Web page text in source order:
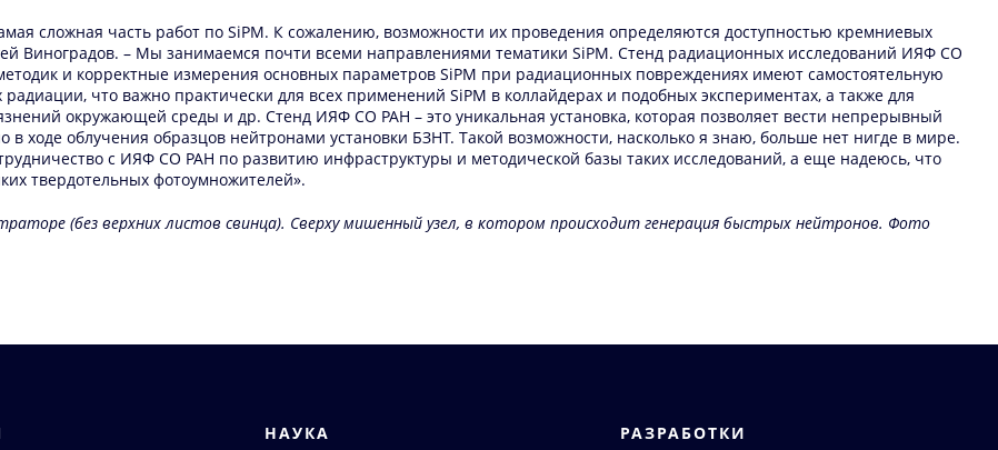
сложная часть работ по SiPM. К сожалению, возможности их проведения определяются доступностью кремниевых
Виноградов. – Мы занимаемся почти всеми направлениями тематики SiPM. Стенд радиационных исследований ИЯФ СО
и корректные измерения основных параметров SiPM при радиационных повреждениях имеют самостоятельную
что важно практически для всех применений SiPM в коллайдерах и подобных экспериментах, а также для
окружающей среды и др. Стенд ИЯФ СО РАН – это уникальная установка, которая позволяет вести непрерывный
в ходе облучения образцов нейтронами установки БЗНТ. Такой возможности, насколько я знаю, больше нет нигде в мире.
с ИЯФ СО РАН по развитию инфраструктуры и методической базы таких исследований, а еще надеюсь, что
твердотельных фотоумножителей».
(без верхних листов свинца). Сверху мишенный узел, в котором происходит генерация быстрых нейтронов. Фото
НАУКА РАЗРАБОТКИ